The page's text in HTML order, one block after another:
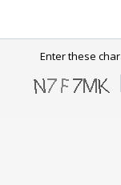
Enter these